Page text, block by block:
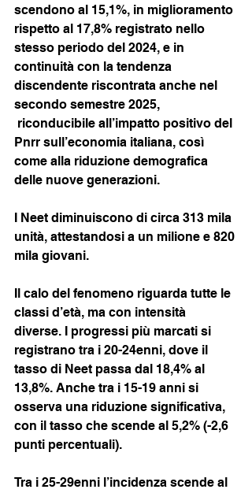
scendono al 15,1%, in miglioramento
rispetto al 17,8% registrato nello
stesso periodo del 2024, e in
continuità con la tendenza
discendente riscontrata anche nel
secondo semestre 2025,
riconducibile all’impatto positivo del
Pnrr sull’economia italiana, così
come alla riduzione demografica
delle nuove generazioni.
I Neet diminuiscono di circa 313 mila
unità, attestandosi a un milione e 820
mila giovani.
Il calo del fenomeno riguarda tutte le
classi d’età, ma con intensità
diverse. I progressi più marcati si
registrano tra i 20-24enni, dove il
tasso di Neet passa dal 18,4% al
13,8%. Anche tra i 15-19 anni si
osserva una riduzione significativa,
con il tasso che scende al 5,2% (-2,6
punti percentuali).
Tra i 25-29enni l’incidenza scende al